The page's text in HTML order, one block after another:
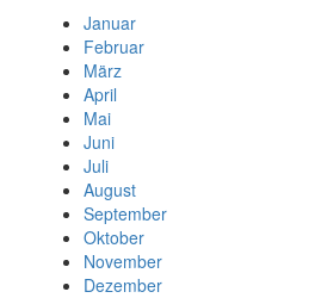
Januar
Februar
März
April
Mai
Juni
Juli
August
September
Oktober
November
Dezember